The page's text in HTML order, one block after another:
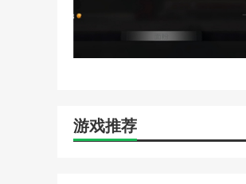
热门搜索: 世界末日生存游戏攻略
野外生存的世界游戏攻略综合
游戏推荐